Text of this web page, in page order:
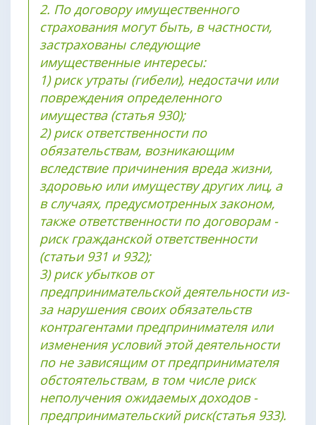
2. По договору имущественного
страхования могут быть, в частности,
застрахованы следующие
имущественные интересы:
1) риск утраты (гибели), недостачи или
повреждения определенного
имущества (статья 930);
2) риск ответственности по
обязательствам, возникающим
вследствие причинения вреда жизни,
здоровью или имуществу других лиц, а
в случаях, предусмотренных законом,
также ответственности по договорам -
риск гражданской ответственности
(статьи 931 и 932);
3) риск убытков от
предпринимательской деятельности из-
за нарушения своих обязательств
контрагентами предпринимателя или
изменения условий этой деятельности
по не зависящим от предпринимателя
обстоятельствам, в том числе риск
неполучения ожидаемых доходов -
предпринимательский риск(статья 933).